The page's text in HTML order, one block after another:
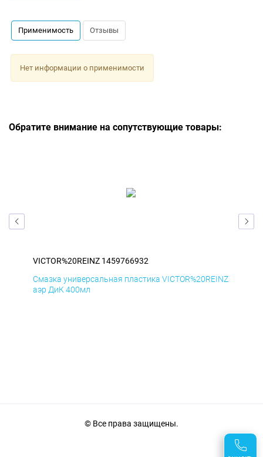
Применимость Отзывы
Нет информации о применимости
Обратите внимание на сопутствующие товары:
VICTOR%20REINZ 1459766932
Смазка универсальная пластика VICTOR%20REINZ
аэр ДиК 400мл
© Все права защищены.